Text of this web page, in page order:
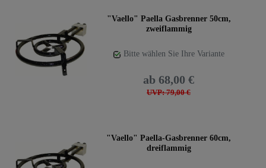
"Vaello" Paella Gasbrenner 50cm,
zweiflammig
Bitte wählen Sie Ihre Variante
UVP: 79,00 €
ab 68,00 €
"Vaello" Paella-Gasbrenner 60cm,
dreiflammig